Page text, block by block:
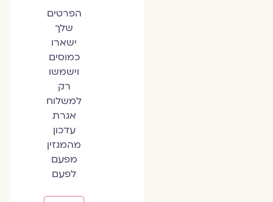
הפרטים
שלך
ישארו
כמוסים
וישמשו
רק
למשלוח
אגרת
עדכון
מהמגזין
מפעם
לפעם